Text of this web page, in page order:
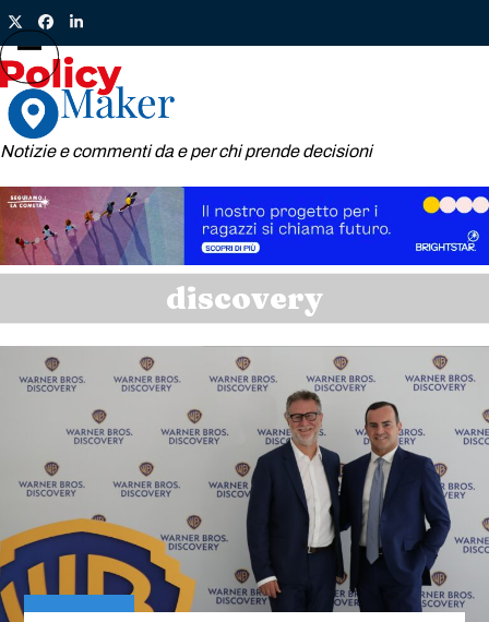
Skip
to
content
TwitterFacebook
LinkedIn
Notizie e commenti da e per chi prende decisioni
Open
mobile
menu
Close
mobile
menu
discovery